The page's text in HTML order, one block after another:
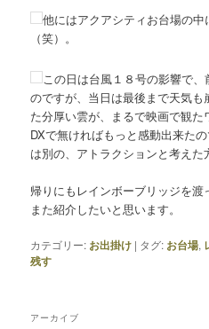
他にはアクアシティお台場の中
（笑）。
この日は台風１８号の影響で
のですが、当日は最後まで天気も
た分厚い雲が、まるで映画で観た
DXで無ければもっと感動出来た
は別の、アトラクションと考えた
帰りにもレインボーブリッジを
また紹介したいと思います。
カテゴリー: お出掛け | タグ: お台場,
残す
アーカイブ